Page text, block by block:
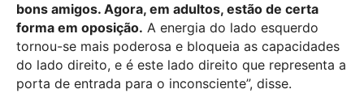
bons amigos. Agora, em adultos, estão de certa
forma em oposição. A energia do lado esquerdo
tornou-se mais poderosa e bloqueia as capacidades
do lado direito, e é este lado direito que representa a
porta de entrada para o inconsciente”, disse.